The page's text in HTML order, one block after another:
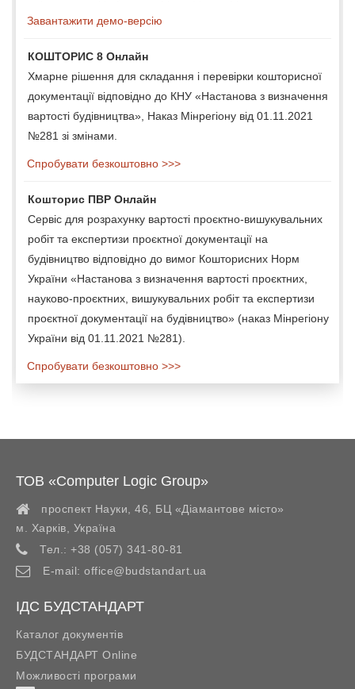
Завантажити демо-версію
КОШТОРИС 8 Онлайн
Хмарне рішення для складання і перевірки кошторисної
документації відповідно до КНУ «Настанова з визначення
вартості будівництва», Наказ Мінрегіону від 01.11.2021
№281 зі змінами.
Спробувати безкоштовно >>>
Кошторис ПВР Онлайн
Сервіс для розрахунку вартості проєктно-вишукувальних
робіт та експертизи проєктної документації на
будівництво відповідно до вимог Кошторисних Норм
України «Настанова з визначення вартості проєктних,
науково-проєктних, вишукувальних робіт та експертизи
проєктної документації на будівництво» (наказ Мінрегіону
України від 01.11.2021 №281).
Спробувати безкоштовно >>>
ТОВ «Computer Logic Group»
проспект Науки, 46, БЦ «Діамантове місто»
м. Харків
Україна
Тел.: +38 (057) 341-80-81
E-mail: office@budstandart.ua
ІДС БУДСТАНДАРТ
Каталог документів
БУДСТАНДАРТ Online
Можливості програми